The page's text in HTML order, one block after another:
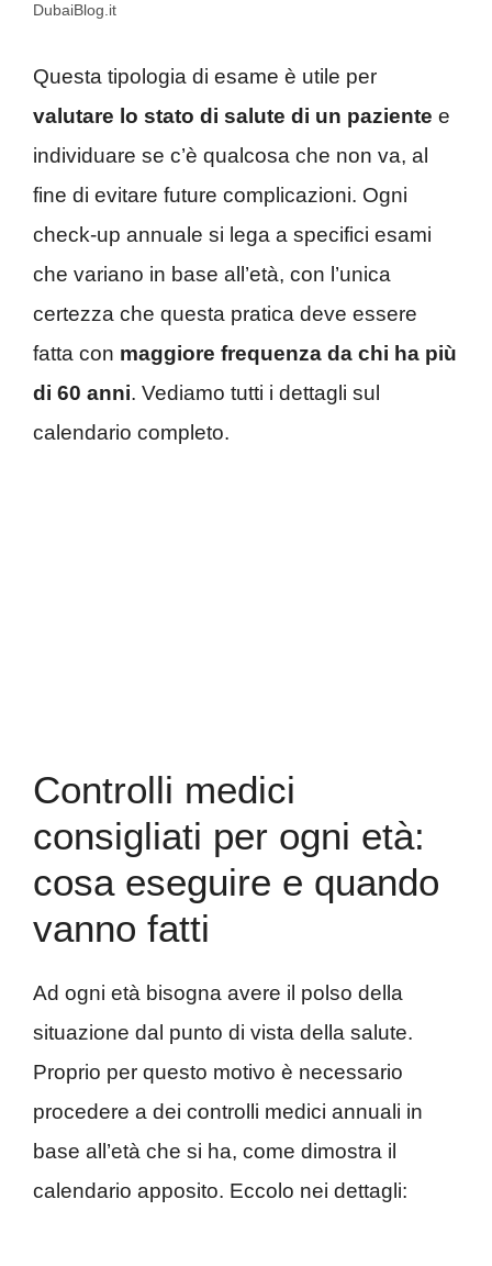
DubaiBlog.it
Questa tipologia di esame è utile per
valutare lo stato di salute di un paziente e
individuare se c’è qualcosa che non va, al
fine di evitare future complicazioni. Ogni
check-up annuale si lega a specifici esami
che variano in base all’età, con l’unica
certezza che questa pratica deve essere
fatta con maggiore frequenza da chi ha più
di 60 anni. Vediamo tutti i dettagli sul
calendario completo.
Controlli medici
consigliati per ogni età:
cosa eseguire e quando
vanno fatti
Ad ogni età bisogna avere il polso della
situazione dal punto di vista della salute.
Proprio per questo motivo è necessario
procedere a dei controlli medici annuali in
base all’età che si ha, come dimostra il
calendario apposito. Eccolo nei dettagli: